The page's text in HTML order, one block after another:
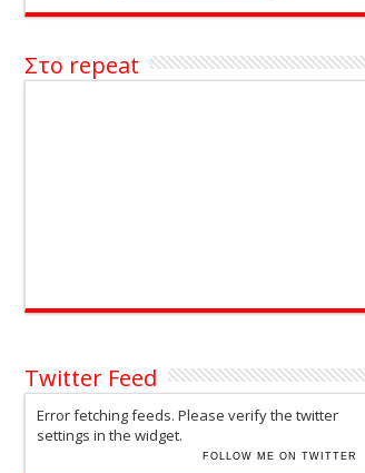
Στο repeat
Twitter Feed
Error fetching feeds. Please verify the twitter
settings in the widget.
FOLLOW ME ON TWITTER